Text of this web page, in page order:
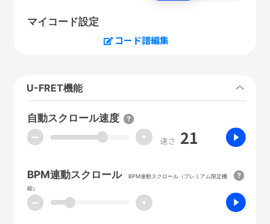
マイコード設定
コード譜編集
U-FRET機能
自動スクロール速度
ー + 速さ 21
BPM連動スクロール
BPM連動スクロール（プレミアム限定機
能）
ー +